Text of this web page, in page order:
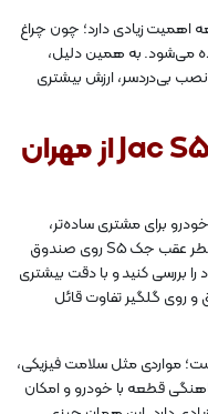
اهمیت زیادی دارد؛ چون چراغ
می‌شود. به همین دلیل،
نصب بی‌دردسر، ارزش بیشتری
مزایای خرید چراغ عقب Jac S5 از مهران
برای مشتری ساده‌تر،
سریع‌تر و مطمئن‌تر باشد. هنگام خرید چراغ خطر عقب جک S5 روی صندوق
بررسی کنید و با دقت بیشتری
گلگیر تفاوت قائل
مواردی مثل سلامت فیزیکی،
قطعه با خودرو و امکان